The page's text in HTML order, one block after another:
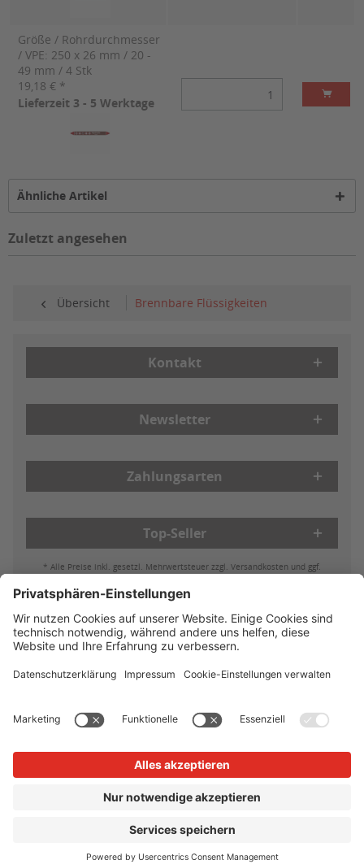
Größe / Rohrdurchmesser
/ VPE: 250 x 26 mm / 20 -
49 mm / 4 Stk
19,18 € *
Lieferzeit 3 - 5 Werktage
Ähnliche Artikel
Zuletzt angesehen
Übersicht Brennbare Flüssigkeiten
Kontakt
Newsletter
Zahlungsarten
Top-Seller
* Alle Preise inkl. gesetzl. Mehrwertsteuer zzgl. Versandkosten und ggf.
Batterieleistung & Entsorgung
Widerruf
Reklamationen
AGB
Datenschutz Impressum Vertrag widerrufen